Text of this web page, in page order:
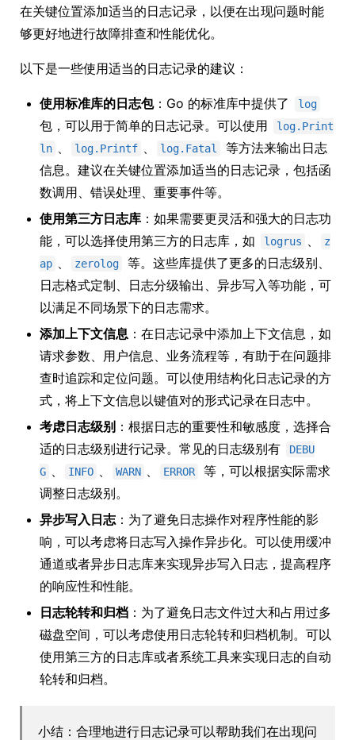
在关键位置添加适当的日志记录，以便在出现问题时能
够更好地进行故障排查和性能优化。
以下是一些使用适当的日志记录的建议：
使用标准库的日志包：Go 的标准库中提供了 log
包，可以用于简单的日志记录。可以使用
log.Print
ln 、 log.Printf 、 log.Fatal
等方法来输出日志
信息。建议在关键位置添加适当的日志记录，包括函
数调用、错误处理、重要事件等。
使用第三方日志库 ：如果需要更灵活和强大的日志功
能，可以选择使用第三方的日志库，如
logrus 、
z
ap 、 zerolog
等。这些库提供了更多的日志级别、
日志格式定制、日志分级输出、异步写入等功能，可
以满足不同场景下的日志需求。
添加上下文信息 ：在日志记录中添加上下文信息，如
请求参数、用户信息、业务流程等，有助于在问题排
查时追踪和定位问题。可以使用结构化日志记录的方
式，将上下文信息以键值对的形式记录在日志中。
考虑日志级别 ：根据日志的重要性和敏感度，选择合
适的日志级别进行记录。常见的日志级别有
DEBU
G 、 INFO 、 WARN 、 ERROR
等，可以根据实际需求
调整日志级别。
异步写入日志：为了避免日志操作对程序性能的影
响，可以考虑将日志写入操作异步化。可以使用缓冲
通道或者异步日志库来实现异步写入日志，提高程序
的响应性和性能。
日志轮转和归档 ：为了避免日志文件过大和占用过多
磁盘空间，可以考虑使用日志轮转和归档机制。可以
使用第三方的日志库或者系统工具来实现日志的自动
轮转和归档。
小结：合理地进行日志记录可以帮助我们在出现问